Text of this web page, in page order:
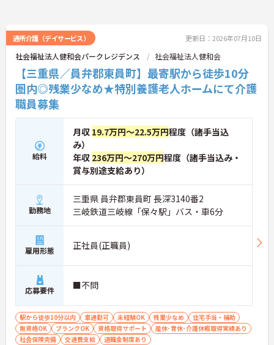
通所介護（デイサービス） 更新日：2026年07月10日
社会福祉法人健和会パークレジデンス 社会福祉法人健和会
【三重県／員弁郡東員町】最寄駅から徒歩10分
圏内◎残業少なめ★特別養護老人ホームにて介護
職員募集
給料
月収 19.7万円～22.5万円程度（諸手当込
み）
年収 236万円～270万円程度（諸手当込み・
賞与別途支給あり）
勤務地
三重県 員弁郡東員町 長深3140番2
三岐鉄道三岐線「保々駅」バス・車6分
雇用形態 正社員(正職員)
応募要件 ■不問
駅から徒歩10分以内 車通勤可 未経験OK 残業少なめ
住宅手当・補助
無資格OK
ブランクOK 資格取得サポート
産休･育休･介護休暇取得実績あり
社会保険完備
交通費支給 退職金制度あり